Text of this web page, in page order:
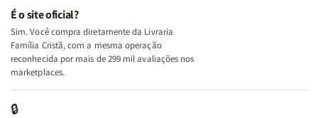
e
Deus
+
A
Mulher
+
A
É o site oficial?
Sim. Você compra diretamente da Livraria
Família Cristã, com a mesma operação
reconhecida por mais de 299 mil avaliações nos
marketplaces.
🔒